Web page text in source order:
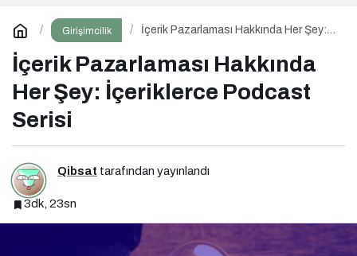
Girişimcilik
İçerik Pazarlaması Hakkında Her Şey:
İçerik Pazarlaması Hakkında
Her Şey: İçeriklerce Podcast
Serisi
Qibsat tarafından yayınlandı
3dk, 23sn